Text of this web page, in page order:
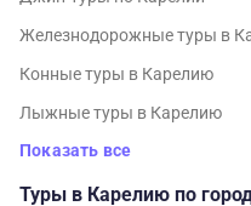
Железнодорожные туры в
Конные туры в Карелию
Лыжные туры в Карелию
Показать все
Туры в Карелию по